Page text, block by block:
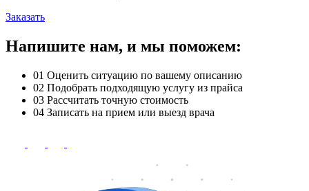
Заказать
Напишите нам, и мы поможем:
01 Оценить ситуацию по вашему описанию
02 Подобрать подходящую услугу из прайса
03 Рассчитать точную стоимость
04 Записать на прием или выезд врача